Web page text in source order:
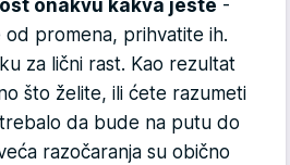
onakvu kakva jeste -
promena, prihvatite ih.
za lični rast. Kao rezultat
što želite, ili ćete razumeti
da bude na putu do
razočaranja su obično